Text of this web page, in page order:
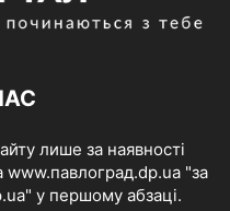
лише за наявності
www.павлоград.dp.ua "за
у першому абзаці.